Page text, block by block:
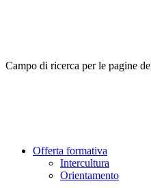
Campo di ricerca per le pagine
Offerta formativa
Intercultura
Orientamento